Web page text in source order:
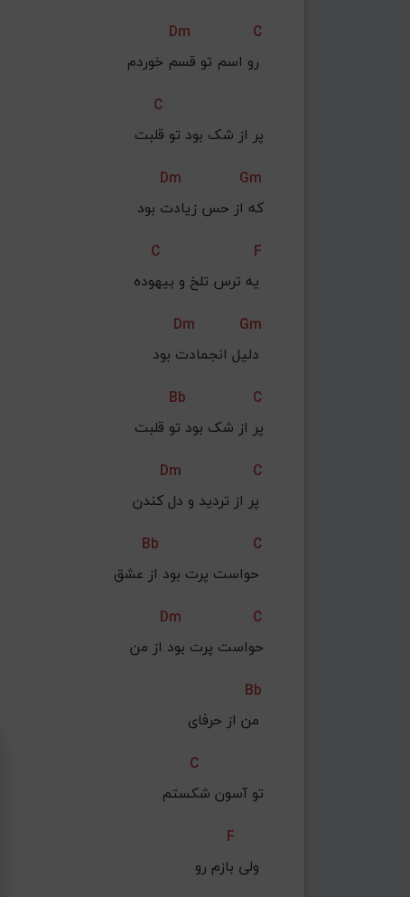
Dm
C
C
پر از شک بود تو قلبت
Dm
Gm
که از حس زیادت بود
C
F
Dm
Gm
Bb
C
پر از شک بود تو قلبت
Dm
C
Bb
C
Dm
C
حواست پرت بود از من
Bb
C
تو آسون شکستم
F